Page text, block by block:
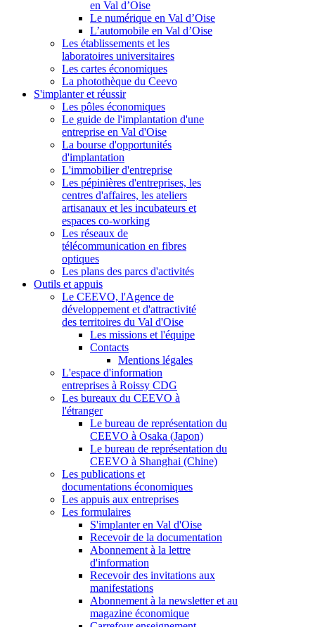
en Val d’Oise
Le numérique en Val d’Oise
L’automobile en Val d’Oise
Les établissements et les
laboratoires universitaires
Les cartes économiques
La photothèque du Ceevo
S'implanter et réussir
Les pôles économiques
Le guide de l'implantation d'une
entreprise en Val d'Oise
La bourse d'opportunités
d'implantation
L'immobilier d'entreprise
Les pépinières d'entreprises, les
centres d'affaires, les ateliers
artisanaux et les incubateurs et
espaces co-working
Les réseaux de
télécommunication en fibres
optiques
Les plans des parcs d'activités
Outils et appuis
Le CEEVO, l'Agence de
développement et d'attractivité
des territoires du Val d'Oise
Les missions et l'équipe
Contacts
Mentions légales
L'espace d'information
entreprises à Roissy CDG
Les bureaux du CEEVO à
l'étranger
Le bureau de représentation du
CEEVO à Osaka (Japon)
Le bureau de représentation du
CEEVO à Shanghai (Chine)
Les publications et
documentations économiques
Les appuis aux entreprises
Les formulaires
S'implanter en Val d'Oise
Recevoir de la documentation
Abonnement à la lettre
d'information
Recevoir des invitations aux
manifestations
Abonnement à la newsletter et au
magazine économique